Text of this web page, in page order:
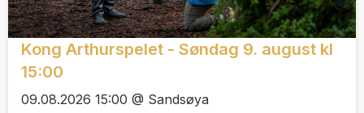
Kong Arthurspelet - Søndag 9. august kl
15:00
09.08.2026 15:00 @ Sandsøya